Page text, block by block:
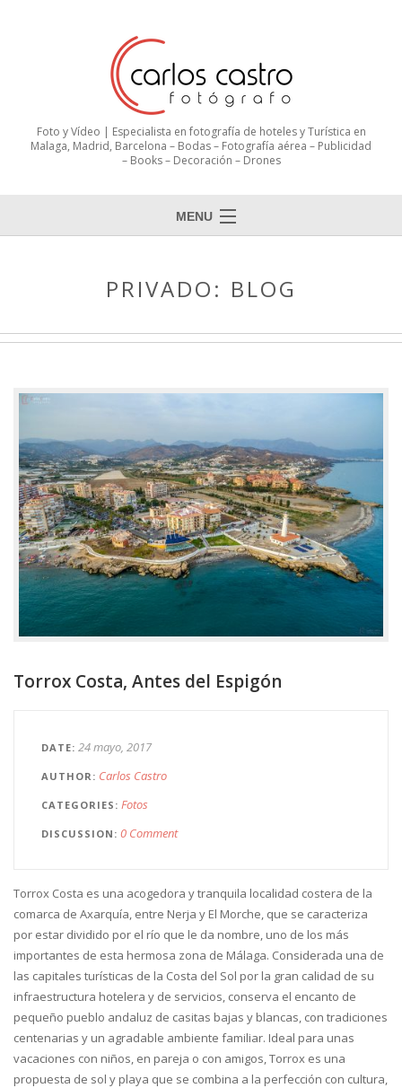
Foto y Vídeo | Especialista en fotografía de hoteles y Turística en
Malaga, Madrid, Barcelona – Bodas – Fotografía aérea – Publicidad
– Books – Decoración – Drones
MENU
PRIVADO: BLOG
Torrox Costa, Antes del Espigón
DATE 24 mayo, 2017
AUTHOR Carlos Castro
CATEGORIES Fotos
DISCUSSION 0 Comment
Torrox Costa es una acogedora y tranquila localidad costera de la
comarca de Axarquía, entre Nerja y El Morche, que se caracteriza
por estar dividido por el río que le da nombre, uno de los más
importantes de esta hermosa zona de Málaga. Considerada una de
las capitales turísticas de la Costa del Sol por la gran calidad de su
infraestructura hotelera y de servicios, conserva el encanto de
pequeño pueblo andaluz de casitas bajas y blancas, con tradiciones
centenarias y un agradable ambiente familiar. Ideal para unas
vacaciones con niños, en pareja o con amigos, Torrox es una
propuesta de sol y playa que se combina a la perfección con cultura,